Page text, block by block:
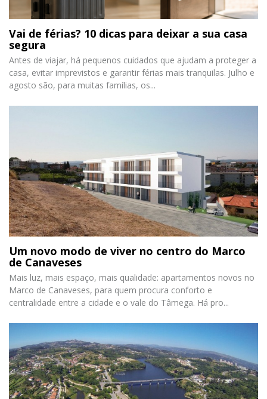
Vai de férias? 10 dicas para deixar a sua casa
segura
Antes de viajar, há pequenos cuidados que ajudam a proteger a
casa, evitar imprevistos e garantir férias mais tranquilas. Julho e
agosto são, para muitas famílias, os...
Um novo modo de viver no centro do Marco
de Canaveses
Mais luz, mais espaço, mais qualidade: apartamentos novos no
Marco de Canaveses, para quem procura conforto e
centralidade entre a cidade e o vale do Tâmega. Há pro...